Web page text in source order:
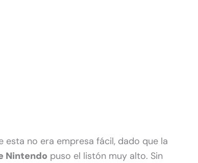
esta no era empresa fácil, dado que la
Nintendo puso el listón muy alto. Sin